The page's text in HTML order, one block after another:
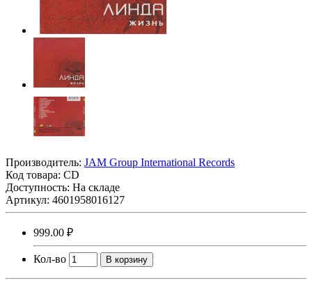
Производитель: JAM Group International Records
Код товара: CD
Доступность: На складе
Артикул: 4601958016127
999.00 ₽
Кол-во В корзину